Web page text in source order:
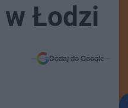
Łodzi
Dodaj do Google